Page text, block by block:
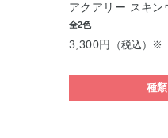
アクアリー スキ
全2色
3,300円 （税込）※
種